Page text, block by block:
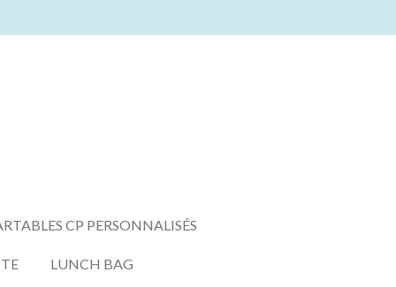
CP PERSONNALISÉS
LUNCH BAG